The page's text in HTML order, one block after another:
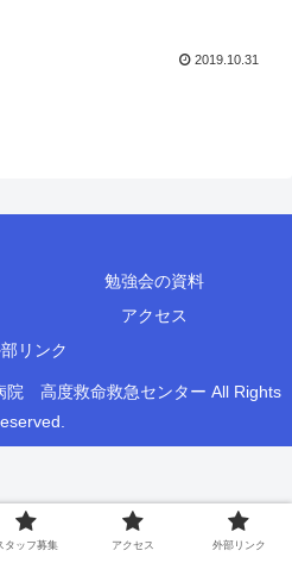
2019.10.31
勉強会の資料
アクセス
リンク
院 高度救命救急センター All Rights
タッフ募集 アクセス 外部リンク